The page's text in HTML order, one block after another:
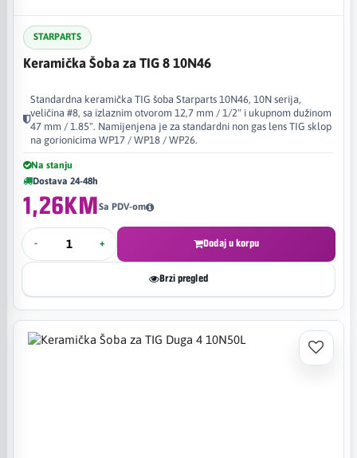
STARPARTS
Keramička Šoba za TIG 8 10N46
Standardna keramička TIG šoba Starparts 10N46, 10N serija,
veličina #8, sa izlaznim otvorom 12,7 mm / 1/2" i ukupnom dužinom
47 mm / 1.85". Namijenjena je za standardni non gas lens TIG sklop
na gorionicima WP17 / WP18 / WP26.
Na stanju
Dostava 24-48h
1,26KMSa PDV-om
- + Dodaj u korpu
Brzi pregled